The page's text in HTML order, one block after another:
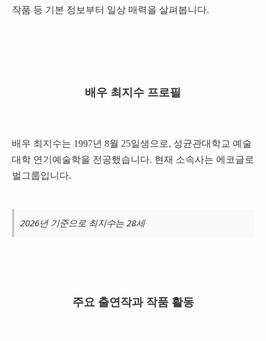
작품 등 기본 정보부터 일상 매력을 살펴봅니다.
배우 최지수 프로필
배우 최지수는 1997년 8월 25일생으로, 성균관대학교 예술
대학 연기예술학을 전공했습니다. 현재 소속사는 에코글로
벌그룹입니다.
2026년 기준으로 최지수는 28세
주요 출연작과 작품 활동